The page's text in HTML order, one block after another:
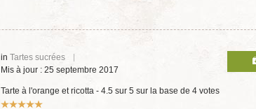
inTartes sucrées
Mis à jour : 25 septembre 2017
Tarte à l'orange et ricotta -4.5 sur5 sur la base de4 votes
Vote